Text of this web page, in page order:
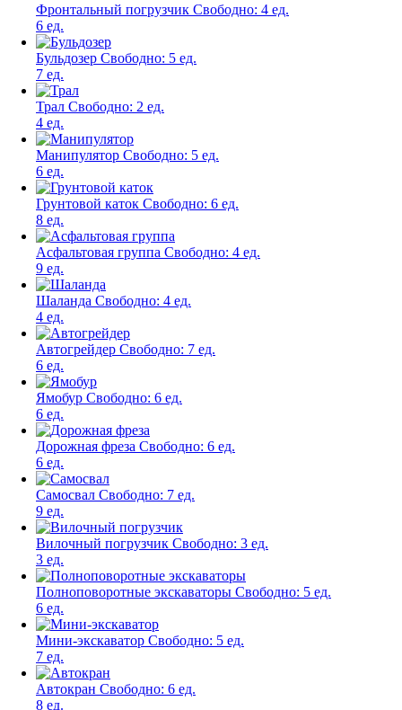
Фронтальный погрузчик Свободно: 4 ед.
6 ед.
Бульдозер Свободно: 5 ед.
7 ед.
Трал Свободно: 2 ед.
4 ед.
Манипулятор Свободно: 5 ед.
6 ед.
Грунтовой каток Свободно: 6 ед.
8 ед.
Асфальтовая группа Свободно: 4 ед.
9 ед.
Шаланда Свободно: 4 ед.
4 ед.
Автогрейдер Свободно: 7 ед.
6 ед.
Ямобур Свободно: 6 ед.
6 ед.
Дорожная фреза Свободно: 6 ед.
6 ед.
Самосвал Свободно: 7 ед.
9 ед.
Вилочный погрузчик Свободно: 3 ед.
3 ед.
Полноповоротные экскаваторы Свободно: 5 ед.
6 ед.
Мини-экскаватор Свободно: 5 ед.
7 ед.
Автокран Свободно: 6 ед.
8 ед.